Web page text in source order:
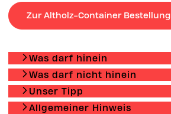
Zur Altholz-Container Bestellung
Was darf hinein
Was darf nicht hinein
Unser Tipp
Allgemeiner Hinweis